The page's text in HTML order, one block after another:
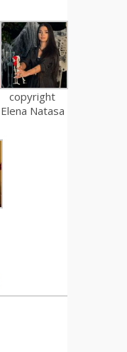
copyright
Elena Natasa